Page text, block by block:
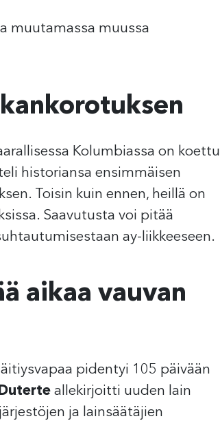
muutamassa muussa
Kolumbiassa on koettu
historiansa ensimmäisen
Toisin kuin ennen, heillä on
Saavutusta voi pitää
ay-liikkeeseen.
aikaa vauvan
pidentyi 105 päivään
allekirjoitti uuden lain
ja lainsäätäjien